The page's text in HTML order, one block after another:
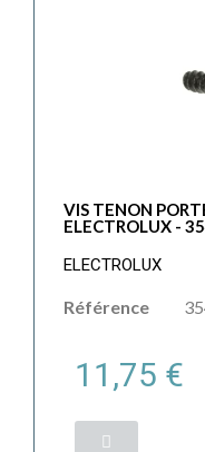
VIS TENON
ELECTROLUX -
ELECTROLUX
Référence
11,75 €